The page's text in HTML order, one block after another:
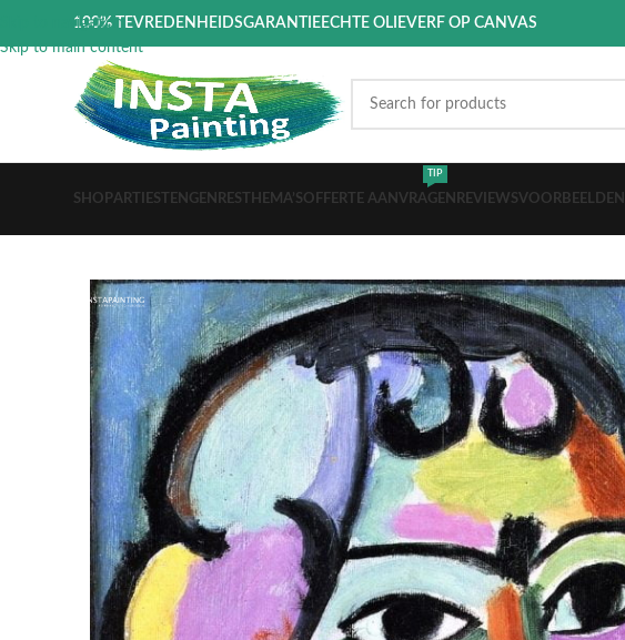
Skip to navigation
Skip to main content
100% TEVREDENHEIDSGARANTIEECHTE OLIEVERF OP CANVAS
SHOPARTIESTEN GENRES THEMA’S OFFERTE AANVRAGEN
TIP
REVIEWSVOORBEELDEN